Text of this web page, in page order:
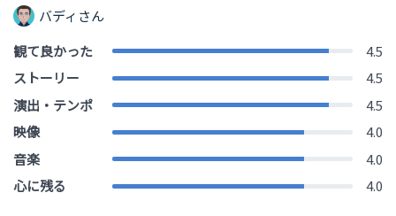
バディさん
観て良かった
4.5
ストーリー
4.5
演出・テンポ
4.5
映像
4.0
音楽
4.0
心に残る
4.0